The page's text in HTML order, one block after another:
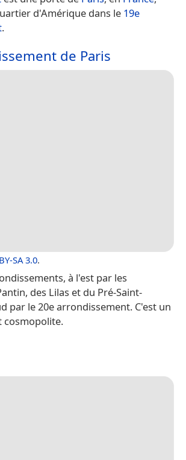
d'Amérique dans le 19e
.
de Paris
SA 3.0.
à l'est par les
des Lilas et du Pré-Saint-
par le 20e arrondissement. C'est un
cosmopolite.